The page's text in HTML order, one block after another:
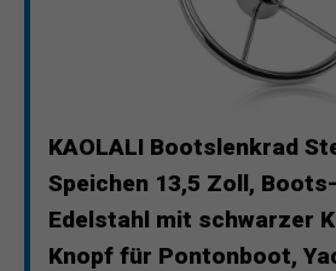
KAOLALI Bootslenkrad
Speichen 13,5 Zoll,
Edelstahl mit schwarzer
Knopf für Pontonboot,